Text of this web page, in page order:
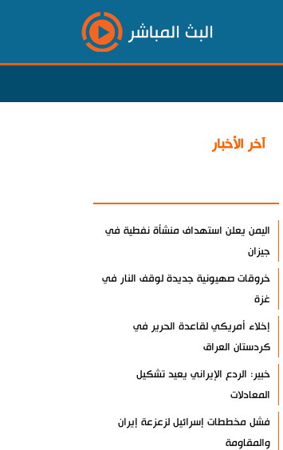
البث المباشر
آخر الأخبار
اليمن يعلن استهداف منشأة نفطية في
جيزان
خروقات صهيونية جديدة لوقف النار في
غزة
إخلاء أمريكي لقاعدة الحرير في
كردستان العراق
خبير: الردع الإيراني يعيد تشكيل
المعادلات
فشل مخططات إسرائيل لزعزعة إيران
والمقاومة